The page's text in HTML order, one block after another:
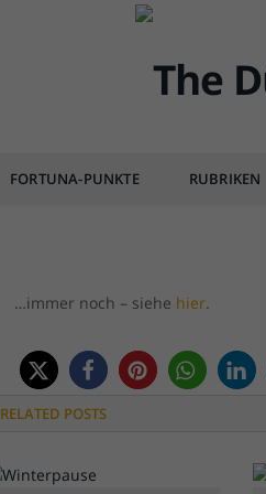
FORTUNA-PUNKTE RUBRIKEN
…immer noch – siehe hier.
RELATED POSTS